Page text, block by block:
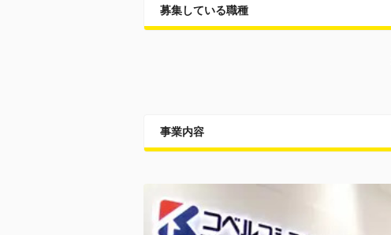
募集している職種
事業内容